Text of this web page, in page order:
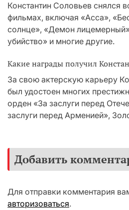
Константин Соловьев снялся
фильмах, включая «Асса»,
солнце», «Демон
убийство» и многие другие.
Какие награды получил
За свою актерскую карьеру
был удостоен многих
орден «За заслуги перед
заслуги перед Арменией»,
Добавить
Для отправки комментария
авторизоваться.